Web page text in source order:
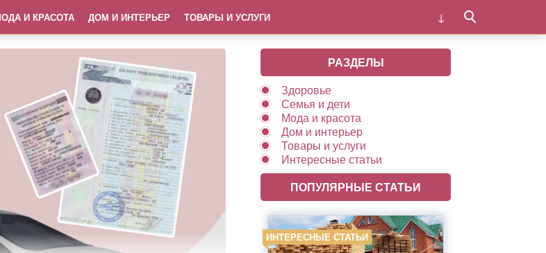
И КРАСОТА ДОМ И ИНТЕРЬЕР ТОВАРЫ И УСЛУГИ
РАЗДЕЛЫ
Здоровье
Семья и дети
Мода и красота
Дом и интерьер
Товары и услуги
Интересные статьи
ПОПУЛЯРНЫЕ СТАТЬИ
ИНТЕРЕСНЫЕ СТАТЬИ